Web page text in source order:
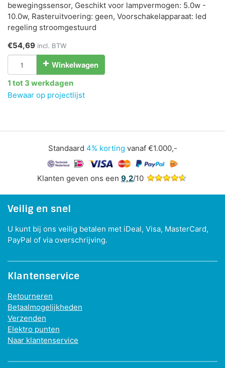
bewegingssensor, Geschikt voor lampvermogen: 5.0w -
10.0w, Rasteruitvoering: geen, Voorschakelapparaat: led
regeling stroomgestuurd
€54,69 incl. BTW
Winkelwagen
1 tot 3 werkdagen
Bewaar op projectlijst
Standaard 4% korting vanaf €1.000,-
Klanten geven ons een 9,2/10
Veilig en snel
U kunt bij ons veilig betalen met iDeal, Visa, MasterCard,
PayPal of via overschrijving.
Klantenservice
Retourneren
Betaalmogelijkheden
Verzenden
Elektro punten
Naar klantenservice